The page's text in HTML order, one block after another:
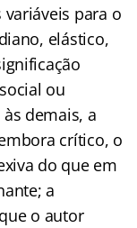
para o
elástico,
ou
demais, a
crítico, o
do que em
a
o autor